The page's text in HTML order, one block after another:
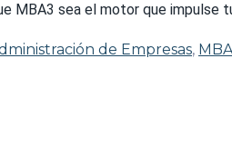
MBA3 sea el motor que impulse
de Empresas,